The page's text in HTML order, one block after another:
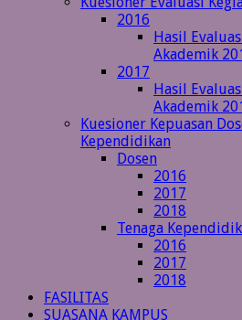
2016
Hasil
Akademik
2017
Hasil
Akademik
Kuesioner Kepuasan
Kependidikan
Dosen
2016
2017
2018
Tenaga
2016
2017
2018
FASILITAS
SUASANA KAMPUS